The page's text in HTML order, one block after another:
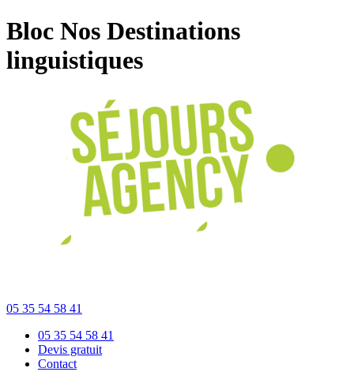
Bloc Nos Destinations
linguistiques
05 35 54 58 41
05 35 54 58 41
Devis gratuit
Contact